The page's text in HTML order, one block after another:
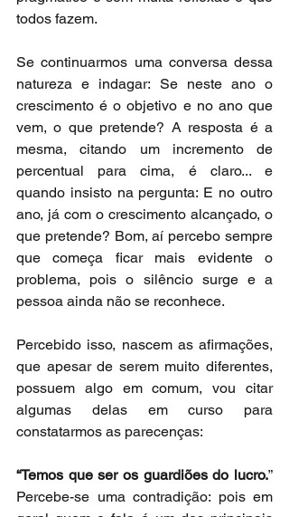
todos fazem.
Se continuarmos uma conversa dessa
natureza e indagar: Se neste ano o
crescimento é o objetivo e no ano que
vem, o que pretende? A resposta é a
mesma, citando um incremento de
percentual para cima, é claro... e
quando insisto na pergunta: E no outro
ano, já com o crescimento alcançado, o
que pretende? Bom, aí percebo sempre
que começa ficar mais evidente o
problema, pois o silêncio surge e a
pessoa ainda não se reconhece.
Percebido isso, nascem as afirmações,
que apesar de serem muito diferentes,
possuem algo em comum, vou citar
algumas delas em curso para
constatarmos as parecenças:
“Temos que ser os guardiões do lucro.”
Percebe-se uma contradição: pois em